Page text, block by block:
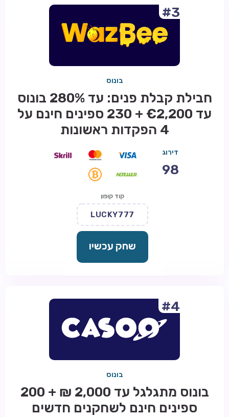
#3
בונוס
חבילת קבלת פנים: עד 280% בונוס
עד €2,200 + 230 ספינים חינם על
4 הפקדות ראשונות
דירוג
98
קוד קופון
LUCKY777
שחק עכשיו
#4
בונוס
בונוס מתגלגל עד 2,000 ₪ + 200
ספינים חינם לשחקנים חדשים